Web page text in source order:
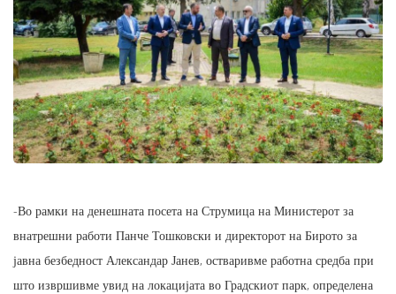
-Во рамки на денешната посета на Струмица на Министерот за
внатрешни работи Панче Тошковски и директорот на Бирото за
јавна безбедност Александар Јанев, остваривме работна средба при
што извршивме увид на локацијата во Градскиот парк, определена